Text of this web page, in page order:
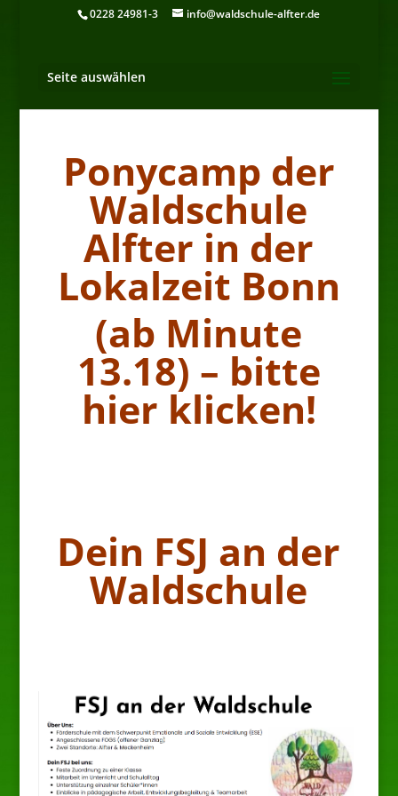
0228 24981-3 info@waldschule-alfter.de
Seite auswählen
Ponycamp der
Waldschule
Alfter in der
Lokalzeit Bonn
(ab Minute
13.18) – bitte
hier klicken!
Dein FSJ an der
Waldschule